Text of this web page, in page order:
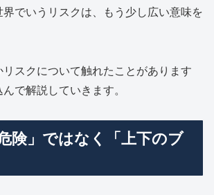
界でいうリスクは、もう少し広い意味を
リスクについて触れたことがあります
で解説していきます。
険」ではなく「上下のブ